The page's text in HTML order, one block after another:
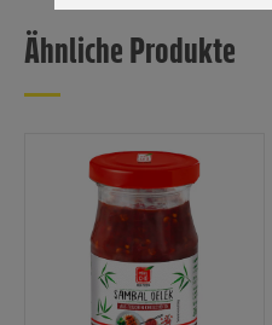
genannten Dienste Ihre
Informationen zur Nutzung
unseren
Ähnliche Produkte